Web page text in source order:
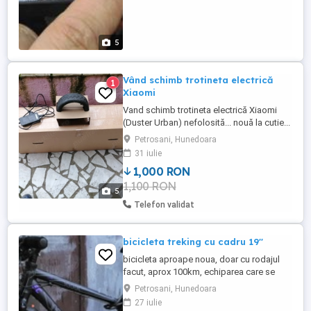
5
5
1
Vând schimb trotineta electrică
Xiaomi
Vand schimb trotineta electrică Xiaomi
(Duster Urban) nefolosită... nouă la cutie...
primită la mașină...motor 300 wați, viteza
25km h,autonomia 30 km... sau schimb cu
scuter electric...nu sunt de trotinetă... Preț
negociabil...
Petrosani, Hunedoara
31 iulie
1,000 RON
1,100 RON
Telefon validat
bicicleta treking cu cadru 19''
bicicleta aproape noua, doar cu rodajul
facut, aprox 100km, echiparea care se
vede in poze, de nou a fost 750 euro, intre
timp s-a upgradat cu suspensie sa SR
Petrosani, Hunedoara
27 iulie